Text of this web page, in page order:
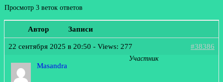
Просмотр 3 веток ответов
Автор Записи
22 сентября 2025 в 20:50 - Views: 277 #38386
Masandra
Участник